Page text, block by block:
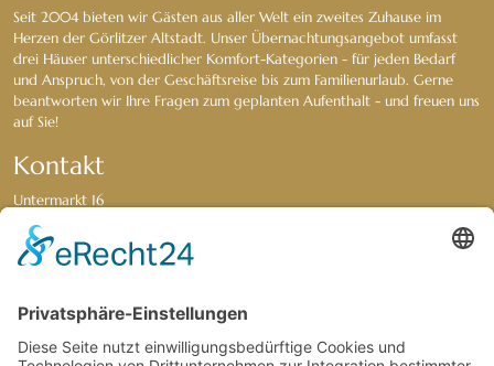
Seit 2004 bieten wir Gästen aus aller Welt ein zweites Zuhause im
Herzen der Görlitzer Altstadt. Unser Übernachtungsangebot umfasst
drei Häuser unterschiedlicher Komfort-Kategorien - für jeden Bedarf
und Anspruch, von der Geschäftsreise bis zum Familienurlaub. Gerne
beantworten wir Ihre Fragen zum geplanten Aufenthalt - und freuen uns
auf Sie!
Kontakt
Untermarkt 16
02826 Görlitz
Tel. +49 3581 76 42 0
Fax +49 3581 76 42 79
www.boerse-goerlitz.de
Übernachten